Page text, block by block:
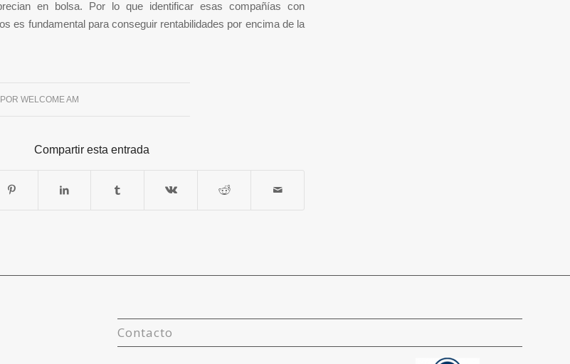
en bolsa. Por lo que identificar esas compañías con
es fundamental para conseguir rentabilidades por encima de la
PORWELCOME AM
Compartir esta entrada
Contacto